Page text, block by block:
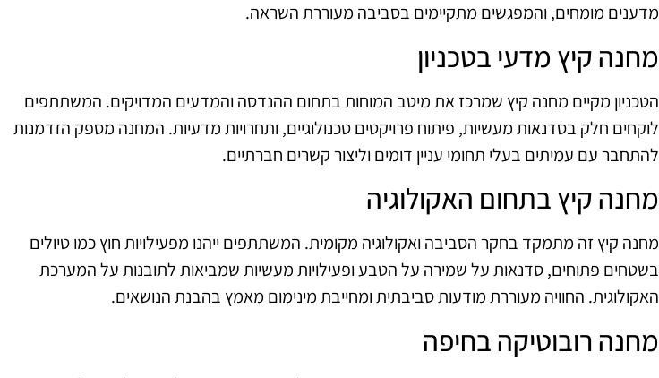
מדענים מומחים, והמפגשים מתקיימים בסביבה מעוררת השראה.
מחנה קיץ מדעי בטכניון
הטכניון מקיים מחנה קיץ שמרכז את מיטב המוחות בתחום ההנדסה והמדעים המדויקים. המשתתפים
לוקחים חלק בסדנאות מעשיות, פיתוח פרויקטים טכנולוגיים, ותחרויות מדעיות. המחנה מספק הזדמנות
להתחבר עם עמיתים בעלי תחומי עניין דומים וליצור קשרים חברתיים.
מחנה קיץ בתחום האקולוגיה
מחנה קיץ זה מתמקד בחקר הסביבה ואקולוגיה מקומית. המשתתפים ייהנו מפעילויות חוץ כמו טיולים
בשטחים פתוחים, סדנאות על שמירה על הטבע ופעילויות מעשיות שמביאות לתובנות על המערכת
האקולוגית. החוויה מעוררת מודעות סביבתית ומחייבת מינימום מאמץ בהבנת הנושאים.
מחנה רובוטיקה בחיפה